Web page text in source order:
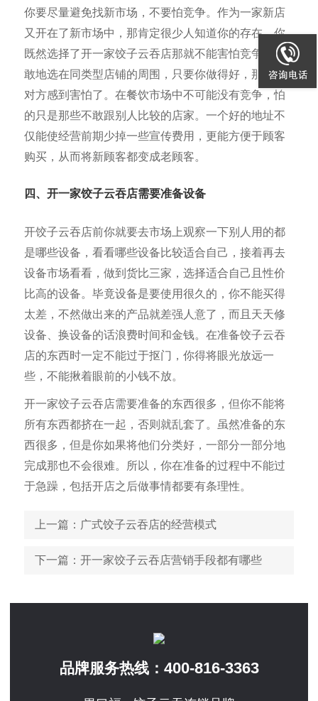
你要尽量避免找新市场，不要怕竞争。作为一家新店
又开在了新市场中，那肯定很少人知道你的存在。你
既然选择了开一家饺子云吞店那就不能害怕竞争，勇
敢地选在同类型店铺的周围，只要你做得好，那就是
对方感到害怕了。在餐饮市场中不可能没有竞争，怕
的只是那些不敢跟别人比较的店家。一个好的地址不
仅能使经营前期少掉一些宣传费用，更能方便于顾客
购买，从而将新顾客都变成老顾客。
四、开一家饺子云吞店需要准备设备
开饺子云吞店前你就要去市场上观察一下别人用的都
是哪些设备，看看哪些设备比较适合自己，接着再去
设备市场看看，做到货比三家，选择适合自己且性价
比高的设备。毕竟设备是要使用很久的，你不能买得
太差，不然做出来的产品就差强人意了，而且天天修
设备、换设备的话浪费时间和金钱。在准备饺子云吞
店的东西时一定不能过于抠门，你得将眼光放远一
些，不能揪着眼前的小钱不放。
开一家饺子云吞店需要准备的东西很多，但你不能将
所有东西都挤在一起，否则就乱套了。虽然准备的东
西很多，但是你如果将他们分类好，一部分一部分地
完成那也不会很难。所以，你在准备的过程中不能过
于急躁，包括开店之后做事情都要有条理性。
上一篇 ：广式饺子云吞店的经营模式
下一篇 ：开一家饺子云吞店营销手段都有哪些
品牌服务热线： 400-816-3363